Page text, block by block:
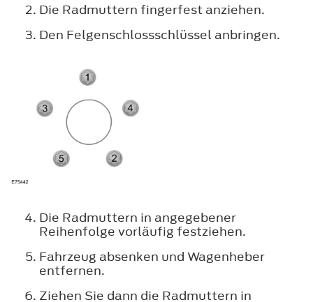
Die Radmuttern fingerfest anziehen.
Den Felgenschlossschlüssel anbringen.
Die Radmuttern in angegebener
Reihenfolge vorläufig festziehen.
Fahrzeug absenken und Wagenheber
entfernen.
Ziehen Sie dann die Radmuttern in